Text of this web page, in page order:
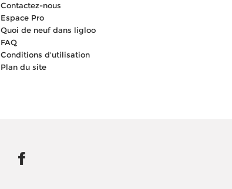
Contactez-nous
Espace Pro
Quoi de neuf dans ligloo
FAQ
Conditions d'utilisation
Plan du site